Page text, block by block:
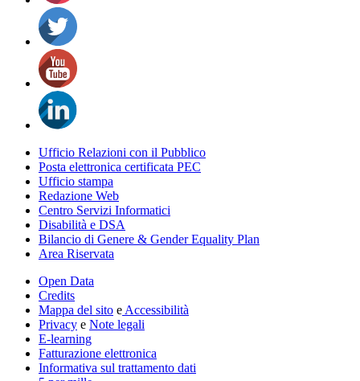
Ufficio Relazioni con il Pubblico
Posta elettronica certificata PEC
Ufficio stampa
Redazione Web
Centro Servizi Informatici
Disabilità e DSA
Bilancio di Genere & Gender Equality Plan
Area Riservata
Open Data
Credits
Mappa del sito e Accessibilità
Privacy e Note legali
E-learning
Fatturazione elettronica
Informativa sul trattamento dati